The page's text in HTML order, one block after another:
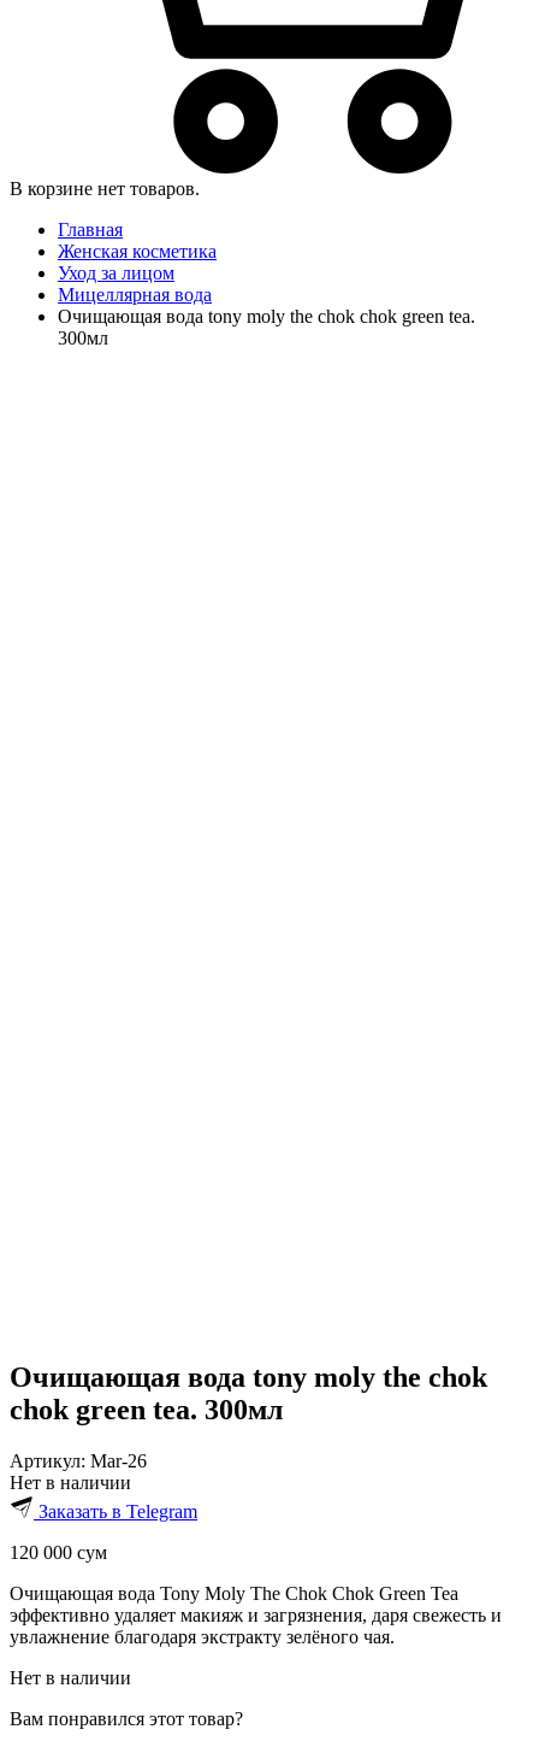
В корзине нет товаров.
Главная
Женская косметика
Уход за лицом
Мицеллярная вода
Очищающая вода tony moly the chok chok green tea.
300мл
Очищающая вода tony moly the chok
chok green tea. 300мл
Артикул: Mar-26
Нет в наличии
Заказать в Telegram
120 000 сум
Очищающая вода Tony Moly The Chok Chok Green Tea
эффективно удаляет макияж и загрязнения, даря свежесть и
увлажнение благодаря экстракту зелёного чая.
Нет в наличии
Вам понравился этот товар?